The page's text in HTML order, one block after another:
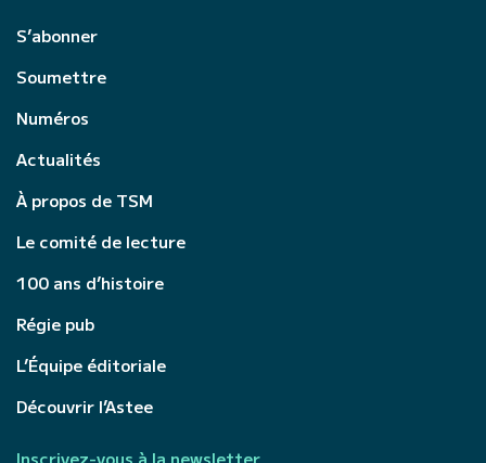
S’abonner
Soumettre
Numéros
Actualités
À propos de TSM
Le comité de lecture
100 ans d’histoire
Régie pub
L’Équipe éditoriale
Découvrir l’Astee
Inscrivez-vous à la newsletter